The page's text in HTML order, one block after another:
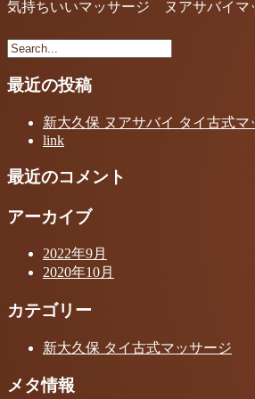
気持ちいいマッサージ ヌアサバイ
最近の投稿
新大久保 ヌアサバイ タイ古式マ
link
最近のコメント
アーカイブ
2022年9月
2020年10月
カテゴリー
新大久保 タイ古式マッサージ
メタ情報